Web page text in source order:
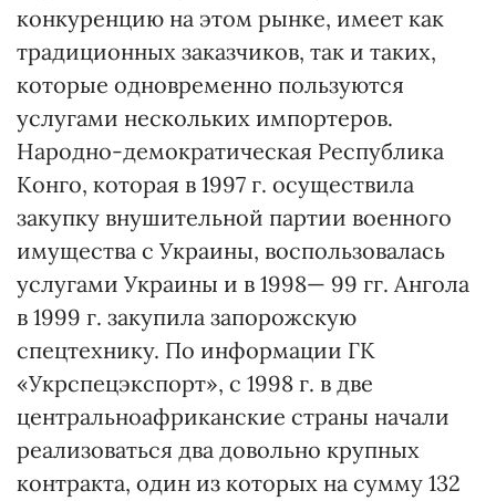
конкуренцию на этом рынке, имеет как
традиционных заказчиков, так и таких,
которые одновременно пользуются
услугами нескольких импортеров.
Народно-демократическая Республика
Конго, которая в 1997 г. осуществила
закупку внушительной партии военного
имущества с Украины, воспользовалась
услугами Украины и в 1998— 99 гг. Ангола
в 1999 г. закупила запорожскую
спецтехнику. По информации ГК
«Укрспецэкспорт», с 1998 г. в две
центральноафриканские страны начали
реализоваться два довольно крупных
контракта, один из которых на сумму 132